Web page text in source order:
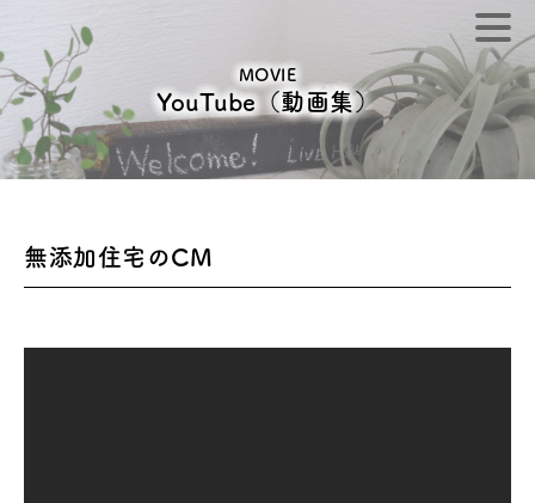
MOVIE
YouTube（動画集）
無添加住宅のCM